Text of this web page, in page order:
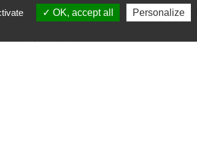
de la Chapelle des
OK, accept all Personalize